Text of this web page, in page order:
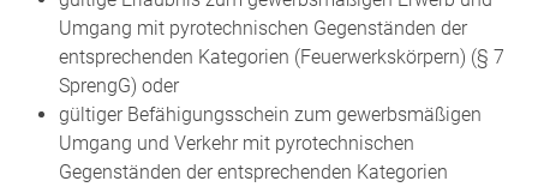
Umgang mit pyrotechnischen Gegenständen der
entsprechenden Kategorien (Feuerwerkskörpern) (§ 7
SprengG) oder
gültiger Befähigungsschein zum gewerbsmäßigen
Umgang und Verkehr mit pyrotechnischen
Gegenständen der entsprechenden Kategorien